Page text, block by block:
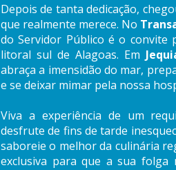
Depois de tanta dedicação,
que realmente merece. No
do Servidor Público é o convite
litoral sul de Alagoas. Em
abraça a imensidão do mar,
e se deixar mimar pela nossa
Viva a experiência de um
desfrute de fins de tarde
saboreie o melhor da culinária
exclusiva para que a sua